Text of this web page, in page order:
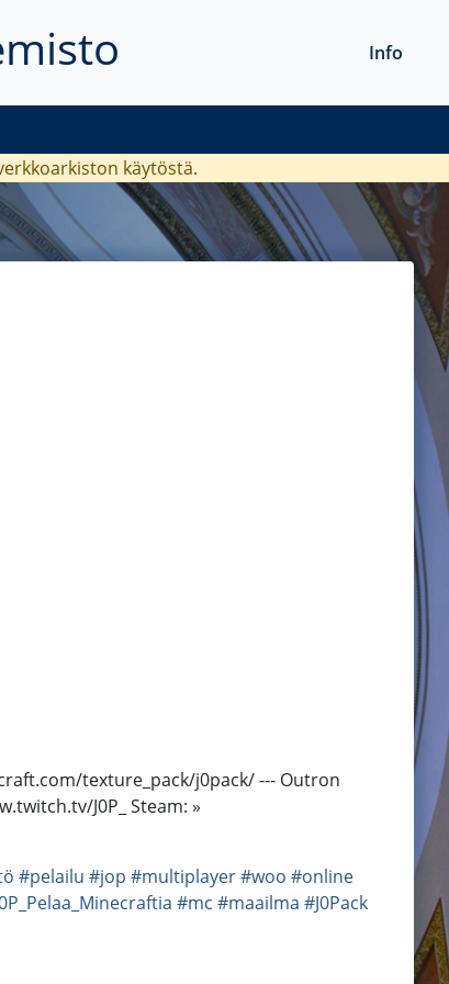
Info
käytöstä.
texture_pack/j0pack/ --- Outron
J0P_ Steam: »
#pelailu #jop #multiplayer#woo #online
#mc #maailma #J0Pack